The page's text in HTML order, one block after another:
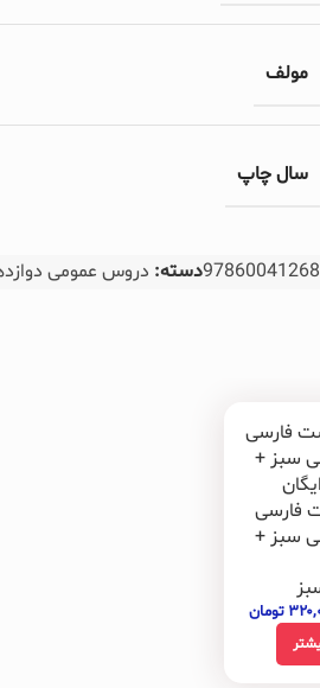
مولف
سال چاپ
دسته: دروس عمومی
فارسی
سبز +
تومان